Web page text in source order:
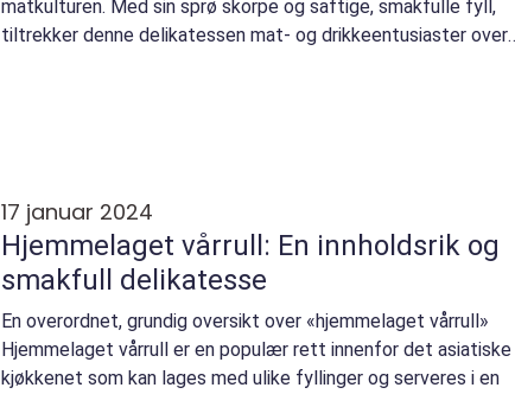
matkulturen. Med sin sprø skorpe og saftige, smakfulle fyll,
tiltrekker denne delikatessen mat- og drikkeentusiaster over
17 januar 2024
Hjemmelaget vårrull: En innholdsrik og
smakfull delikatesse
En overordnet, grundig oversikt over «hjemmelaget vårrull»
Hjemmelaget vårrull er en populær rett innenfor det asiatiske
kjøkkenet som kan lages med ulike fyllinger og serveres i en